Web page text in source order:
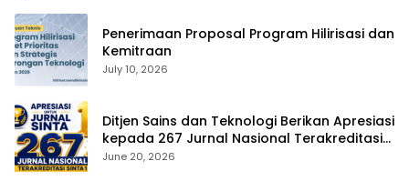
Penerimaan Proposal Program Hilirisasi dan
Kemitraan
July 10, 2026
Ditjen Sains dan Teknologi Berikan Apresiasi
kepada 267 Jurnal Nasional Terakreditasi
SINTA 1
June 20, 2026